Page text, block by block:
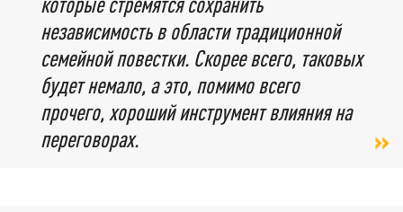
независимость в области традиционной
семейной повестки. Скорее всего, таковых
будет немало, а это, помимо всего
прочего, хороший инструмент влияния на
переговорах.